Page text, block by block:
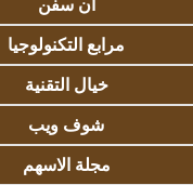
ان سفن
مرابع التكنولوجيا
خيال التقنية
شوف ويب
مجلة الاسهم